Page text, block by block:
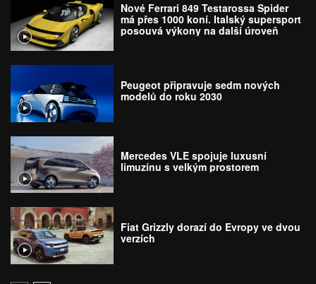
Nové Ferrari 849 Testarossa Spider
má přes 1000 koní. Italský supersport
posouvá výkony na další úroveň
Peugeot připravuje sedm nových
modelů do roku 2030
Mercedes VLE spojuje luxusní
limuzínu s velkým prostorem
Fiat Grizzly dorazí do Evropy ve dvou
verzích